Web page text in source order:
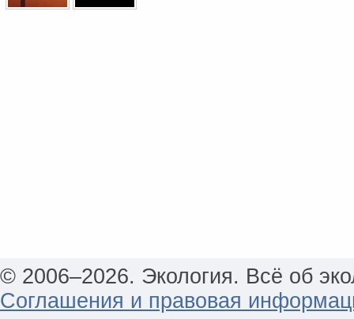
© 2006–2026. Экология. Всё об
Соглашения и правовая